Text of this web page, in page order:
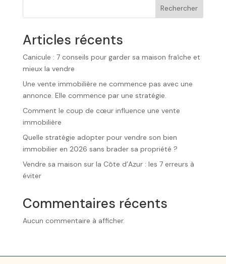
Rechercher
Articles récents
Canicule : 7 conseils pour garder sa maison fraîche et
mieux la vendre
Une vente immobilière ne commence pas avec une
annonce. Elle commence par une stratégie.
Comment le coup de cœur influence une vente
immobilière
Quelle stratégie adopter pour vendre son bien
immobilier en 2026 sans brader sa propriété ?
Vendre sa maison sur la Côte d’Azur : les 7 erreurs à
éviter
Commentaires récents
Aucun commentaire à afficher.